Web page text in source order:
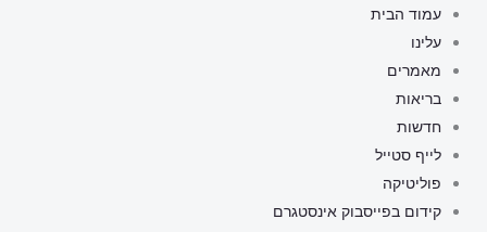
דילוג
לתוכן
עמוד הבית
עלינו
מאמרים
בריאות
חדשות
לייף סטייל
פוליטיקה
קידום בפייסבוק אינסטגרם